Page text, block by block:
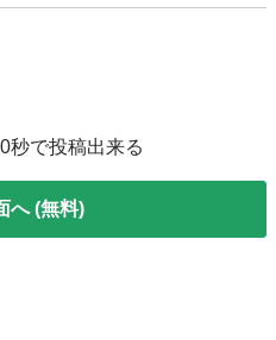
秒で投稿出来る
へ (無料)